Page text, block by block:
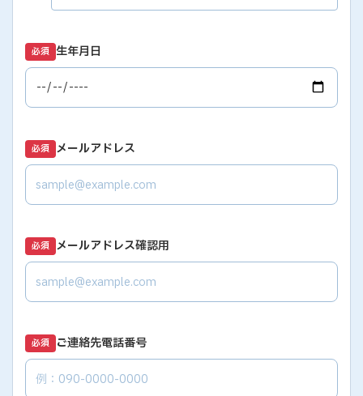
必須 生年月日
必須 メールアドレス
必須 メールアドレス確認用
必須 ご連絡先電話番号